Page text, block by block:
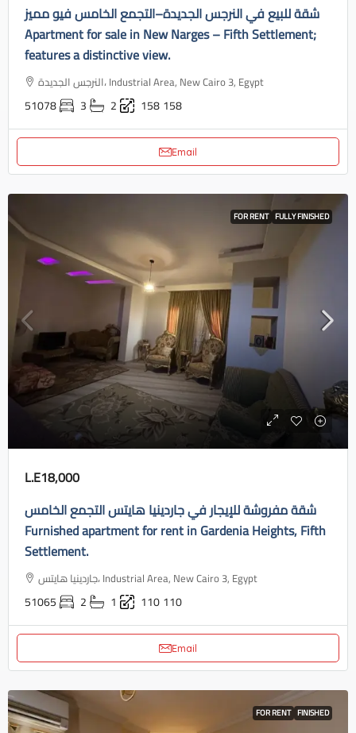
شقة للبيع في النرجس الجديدة–التجمع الخامس فيو مميز
Apartment for sale in New Narges – Fifth Settlement;
features a distinctive view.
النرجس الجديدة، Industrial Area, New Cairo 3, Egypt
51078 3 2 158158
Email
FOR RENT FULLY FINISHED
L.E18,000
شقة مفروشة للإيجار في جاردينيا هايتس التجمع الخامس
Furnished apartment for rent in Gardenia Heights, Fifth
Settlement.
جاردينيا هايتس، Industrial Area, New Cairo 3, Egypt
51065 2 1 110110
Email
FOR RENT FINISHED